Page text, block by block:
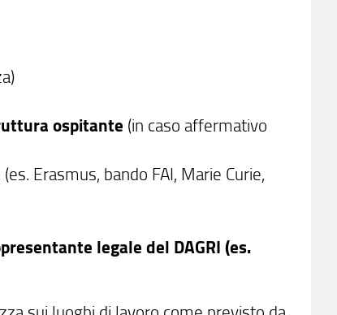
ospitante (in caso affermativo
(es. Erasmus, bando FAI, Marie Curie,
legale del DAGRI (es.